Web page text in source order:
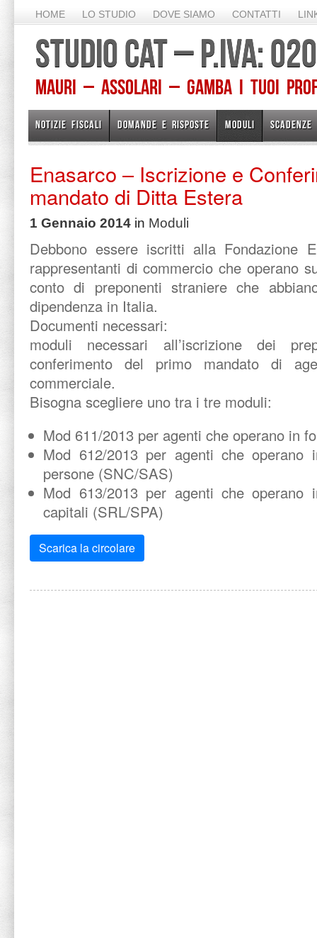
HOME LO STUDIO DOVE SIAMO CONTATTI
STUDIO CAT – P.IVA:
Mauri – Assolari – Gamba I TUOI
NOTIZIE FISCALI DOMANDE E RISPOSTE MODULI SCADENZE
Enasarco – Iscrizione e
mandato di Ditta Estera
1 Gennaio 2014 in Moduli
Debbono essere iscritti alla Fondazione
rappresentanti di commercio che operano
conto di preponenti straniere che
dipendenza in Italia.
Documenti necessari:
moduli necessari all’iscrizione dei
conferimento del primo mandato di
commerciale.
Bisogna scegliere uno tra i tre moduli:
Mod 611/2013 per agenti che operano in
Mod 612/2013 per agenti che
persone (SNC/SAS)
Mod 613/2013 per agenti che
capitali (SRL/SPA)
Scarica la circolare